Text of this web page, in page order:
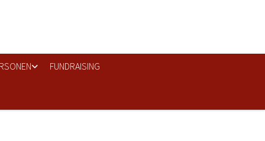
FUNDRAISING